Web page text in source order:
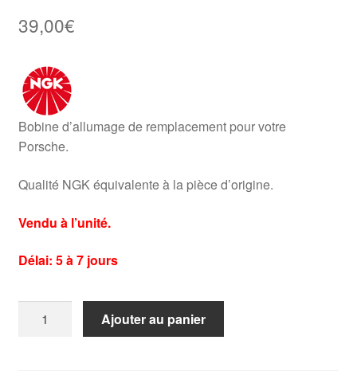
39,00€
Bobine d’allumage de remplacement pour votre
Porsche.
Qualité NGK équivalente à la pièce d’origine.
Vendu à l’unité.
Délai: 5 à 7 jours
Ajouter au panier